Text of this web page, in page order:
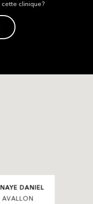
clinique?
DANIEL
AVALLON